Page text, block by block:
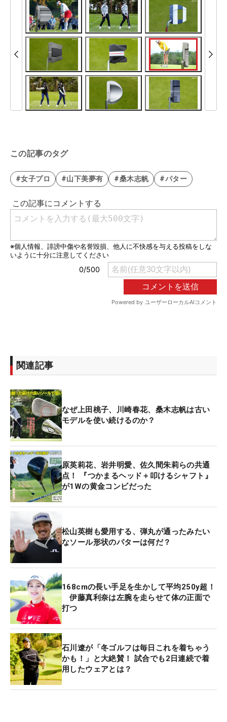
この記事のタグ
#女子プロ #山下美夢有 #桑木志帆 #パター
関連記事
なぜ上田桃子、川崎春花、桑木志帆は古い
モデルを使い続けるのか？
原英莉花、岩井明愛、佐久間朱莉らの共通
点！ 『つかまるヘッド＋叩けるシャフト』
が1Wの黄金コンビだった
松山英樹も愛用する、弾丸が通ったみたい
なソール形状のパターは何だ？
168cmの長い手足を生かして平均250y超！
伊藤真利奈は左腕を走らせて体の正面で
打つ
石川遼が「冬ゴルフは毎日これを着ちゃう
かも！」と大絶賛！ 試合でも2日連続で着
用したウェアとは？